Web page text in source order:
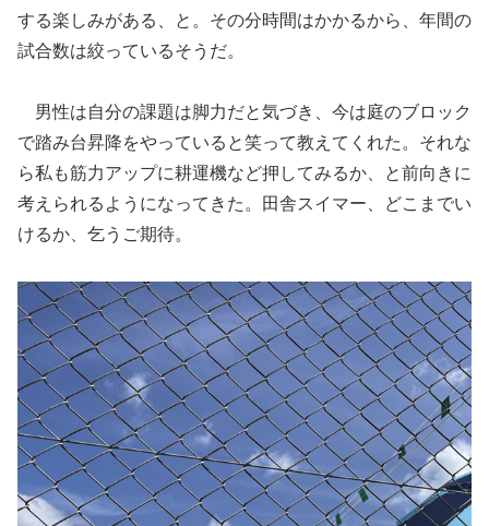
する楽しみがある、と。その分時間はかかるから、年間の
試合数は絞っているそうだ。
男性は自分の課題は脚力だと気づき、今は庭のブロック
で踏み台昇降をやっていると笑って教えてくれた。それな
ら私も筋力アップに耕運機など押してみるか、と前向きに
考えられるようになってきた。田舎スイマー、どこまでい
けるか、乞うご期待。